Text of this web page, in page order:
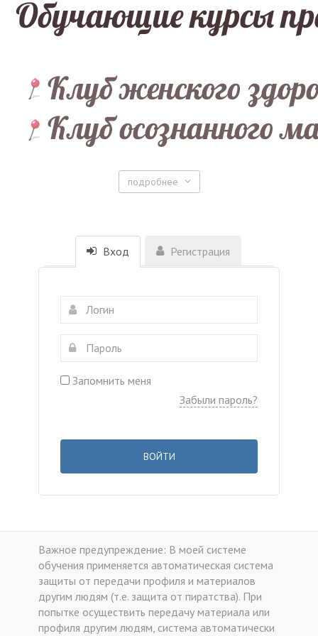
подробнее
Вход Регистрация
Запомнить меня
Забыли пароль?
ВОЙТИ
Важное предупреждение: В моей системе
обучения применяется автоматическая система
защиты от передачи профиля и материалов
другим людям (т.е. защита от пиратства). При
попытке осуществить передачу материала или
профиля другим людям, система автоматически